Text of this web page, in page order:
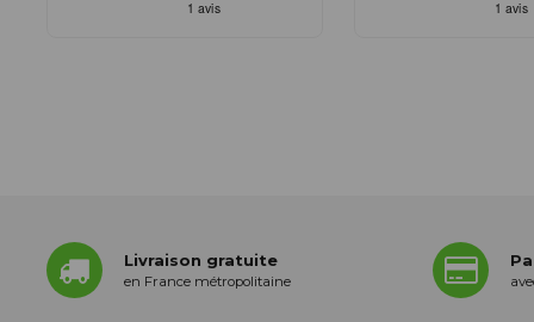
Livraison gratuite
en France métropolitaine